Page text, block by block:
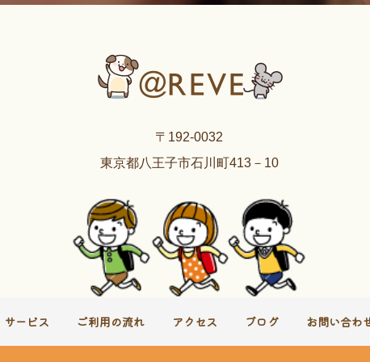
〒192-0032
東京都八王子市石川町413－10
サービス ご利用の流れ アクセス ブログ お問い合わ